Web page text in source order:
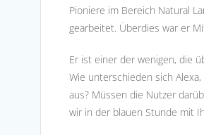
Pioniere im Bereich Natural
gearbeitet. Überdies war er
Er ist einer der wenigen, die
Wie unterschieden sich
aus? Müssen die Nutzer
wir in der blauen Stunde mit